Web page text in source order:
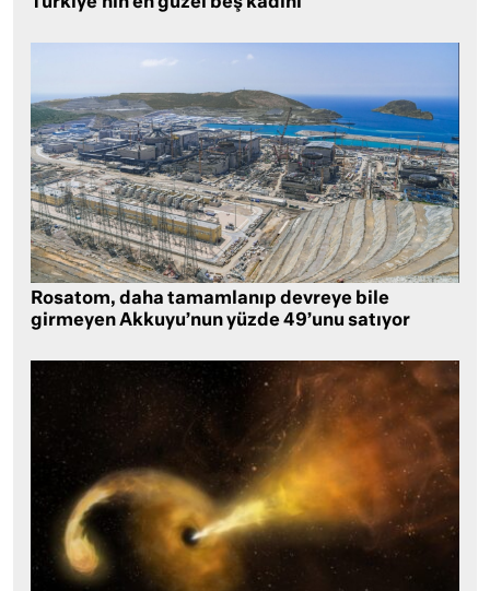
Rosatom, daha tamamlanıp devreye bile
girmeyen Akkuyu’nun yüzde 49’unu satıyor